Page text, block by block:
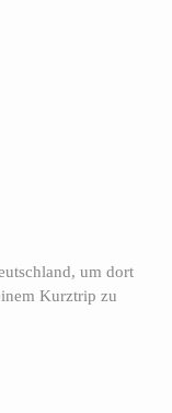
um dort
Kurztrip zu